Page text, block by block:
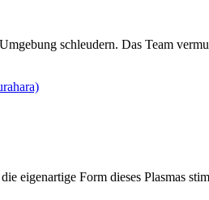
schleudern. Das Team
eigenartige Form dieses Plasmas